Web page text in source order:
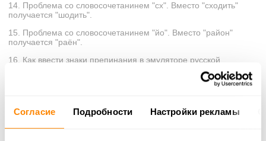
Согласие Подробности Настройки рекламы
14. Проблема со словосочетанинем "сх". Вместо "сxодить"
получается "шодить".
15. Проблема со словосочетанинем "йо". Вместо "район"
получается "раён".
16. Как ввести знаки препинания в эмуляторе русской
17. Как напечатать заглавный мягкий или твердый знак?